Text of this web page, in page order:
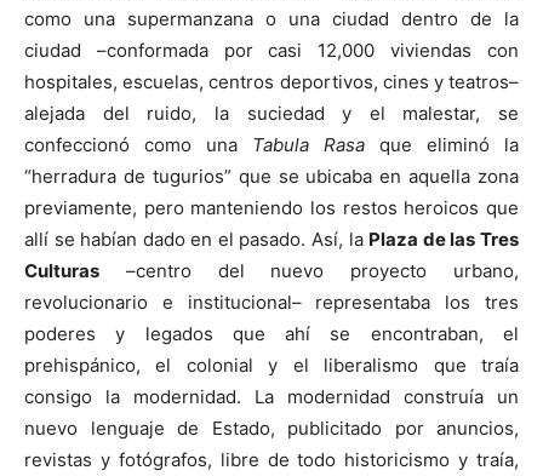
como una supermanzana o una ciudad dentro de la
ciudad –conformada por casi 12,000 viviendas con
hospitales, escuelas, centros deportivos, cines y teatros–
alejada del ruido, la suciedad y el malestar, se
confeccionó como una Tabula Rasa que eliminó la
“herradura de tugurios” que se ubicaba en aquella zona
previamente, pero manteniendo los restos heroicos que
allí se habían dado en el pasado. Así, la Plaza de las Tres
Culturas –centro del nuevo proyecto urbano,
revolucionario e institucional– representaba los tres
poderes y legados que ahí se encontraban, el
prehispánico, el colonial y el liberalismo que traía
consigo la modernidad. La modernidad construía un
nuevo lenguaje de Estado, publicitado por anuncios,
revistas y fotógrafos, libre de todo historicismo y traía,